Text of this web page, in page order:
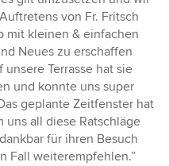
von Fr. Fritsch
mit kleinen & einfachen
Neues zu erschaffen
Terrasse hat sie
und konnte uns super
geplante Zeitfenster hat
all diese Ratschläge
für ihren Besuch
Fall weiterempfehlen.”